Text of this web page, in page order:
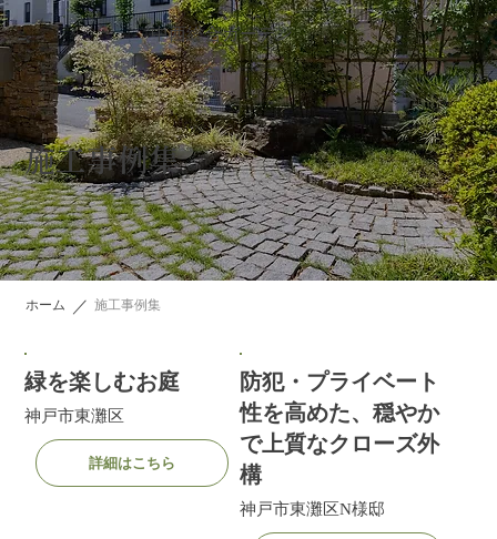
中西総合ガーデン
施工事例集
ホーム ／ 施工事例集
緑を楽しむお庭
神戸市東灘区
詳細はこちら
防犯・プライベート
性を高めた、穏やか
で上質なクローズ外
構
神戸市東灘区N様邸